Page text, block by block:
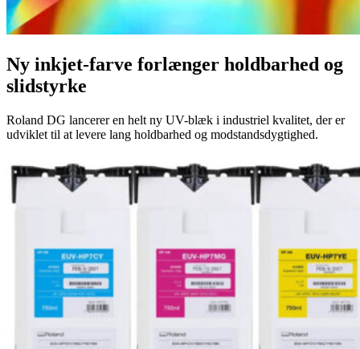
Ny inkjet-farve forlænger holdbarhed og
slidstyrke
Roland DG lancerer en helt ny UV-blæk i industriel kvalitet, der er
udviklet til at levere lang holdbarhed og modstandsdygtighed.